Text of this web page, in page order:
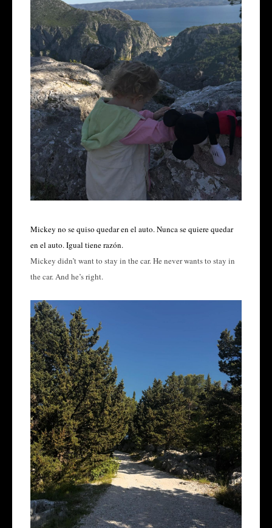
Mickey no se quiso quedar en el auto. Nunca se quiere quedar
en el auto. Igual tiene razón.
Mickey didn’t want to stay in the car. He never wants to stay in
the car. And he’s right.